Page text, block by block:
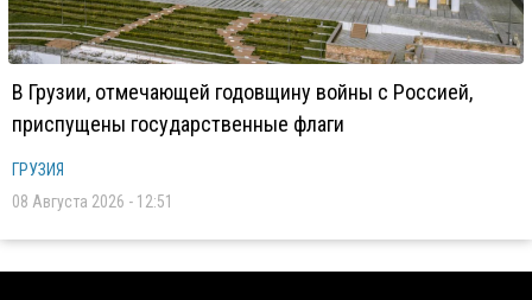
В Грузии, отмечающей годовщину войны с Россией,
приспущены государственные флаги
ГРУЗИЯ
08 Августа 2026 - 12:51